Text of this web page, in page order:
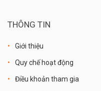
THÔNG TIN
Giới thiệu
Quy chế hoạt động
Điều khoản tham gia